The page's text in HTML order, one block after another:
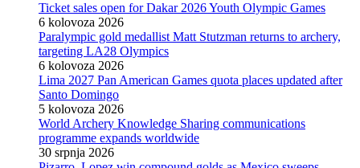
Ticket sales open for Dakar 2026 Youth Olympic Games
6 kolovoza 2026
Paralympic gold medallist Matt Stutzman returns to archery,
targeting LA28 Olympics
6 kolovoza 2026
Lima 2027 Pan American Games quota places updated after
Santo Domingo
5 kolovoza 2026
World Archery Knowledge Sharing communications
programme expands worldwide
30 srpnja 2026